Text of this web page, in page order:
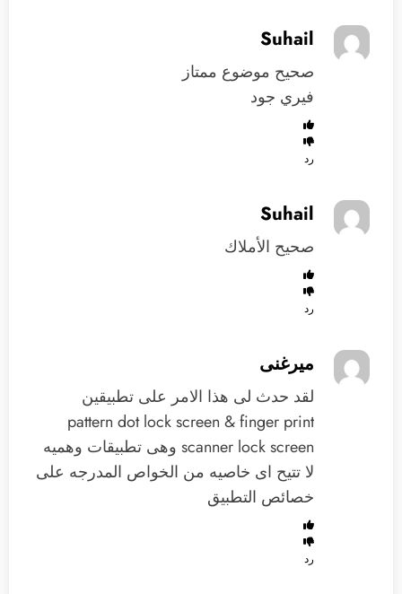
Suhail
صحيح موضوع ممتاز
فيري جود
رد
Suhail
صحيح الأملاك
رد
ميرغنى
لقد حدث لى هذا الامر على تطبيقين
pattern dot lock screen & finger print
scanner lock screen وهى تطبيقات وهميه
لا تتيح اى خاصيه من الخواص المدرجه على
خصائص التطبيق
رد